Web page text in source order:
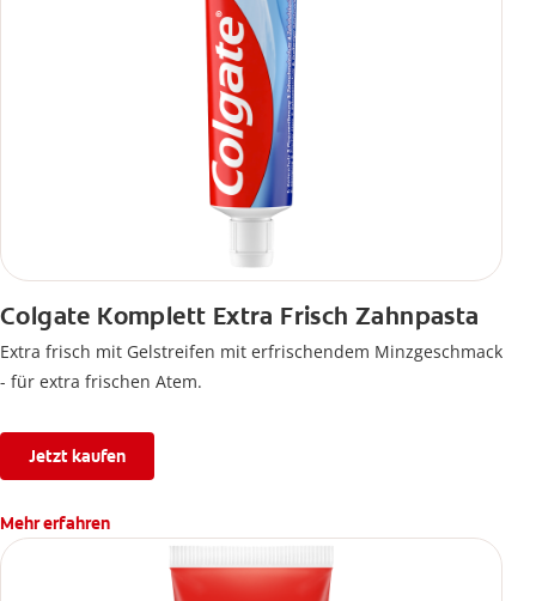
Colgate Komplett Extra Frisch Zahnpasta
Extra frisch mit Gelstreifen mit erfrischendem Minzgeschmack
- für extra frischen Atem.
Jetzt kaufen
Mehr erfahren